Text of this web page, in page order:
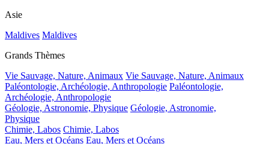
Asie
Maldives Maldives
Grands Thèmes
Vie Sauvage, Nature, Animaux Vie Sauvage, Nature, Animaux
Paléontologie, Archéologie, Anthropologie Paléontologie,
Archéologie, Anthropologie
Géologie, Astronomie, Physique Géologie, Astronomie,
Physique
Chimie, Labos Chimie, Labos
Eau, Mers et Océans Eau, Mers et Océans